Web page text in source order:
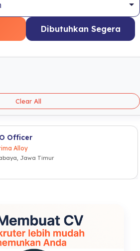
Dibutuhkan Segera
Clear All
Officer
Alloy
Jawa Timur